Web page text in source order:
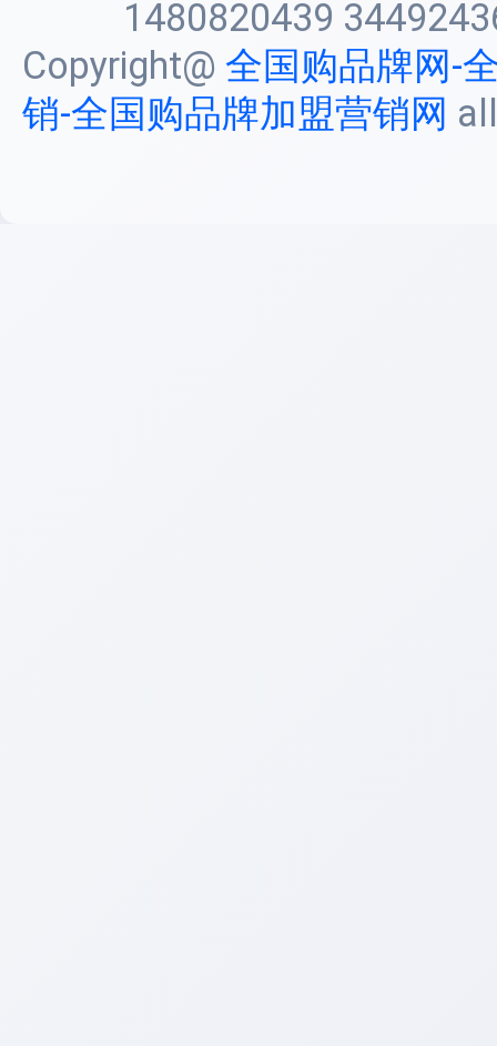
1480820439
Copyright@ 全国购品牌网-
销-全国购品牌加盟营销网